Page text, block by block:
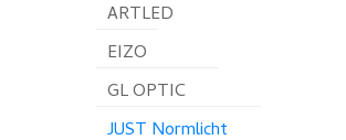
ARTLED
EIZO
GL OPTIC
JUST Normlicht